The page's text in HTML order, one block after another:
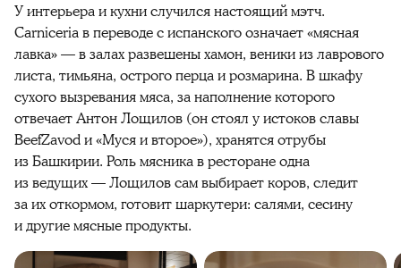
У интерьера и кухни случился настоящий мэтч.
Carniceria в переводе с испанского означает «мясная
лавка» — в залах развешены хамон, веники из лаврового
листа, тимьяна, острого перца и розмарина. В шкафу
сухого вызревания мяса, за наполнение которого
отвечает Антон Лощилов (он стоял у истоков славы
BeefZavod и «Муся и второе»), хранятся отрубы
из Башкирии. Роль мясника в ресторане одна
из ведущих — Лощилов сам выбирает коров, следит
за их откормом, готовит шаркутери: салями, сесину
и другие мясные продукты.